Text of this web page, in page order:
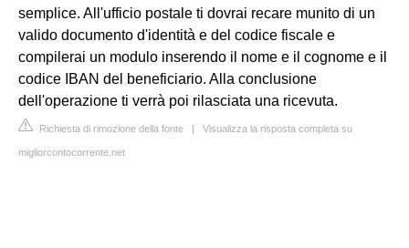
semplice. All'ufficio postale ti dovrai recare munito di un
valido documento d'identità e del codice fiscale e
compilerai un modulo inserendo il nome e il cognome e il
codice IBAN del beneficiario. Alla conclusione
dell'operazione ti verrà poi rilasciata una ricevuta.
Richiesta di rimozione della fonte | Visualizza la risposta completa su
migliorcontocorrente.net